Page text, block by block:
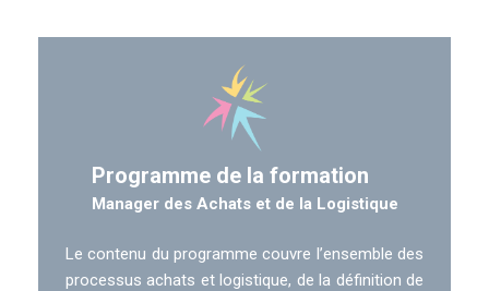
Programme de la formation
Manager des Achats et de la Logistique
Le contenu du programme couvre l’ensemble des
processus achats et logistique, de la définition de